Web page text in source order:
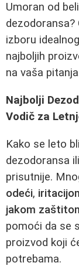
Umoran od
izboru
najboljih
na vaša
Najbolji
Vodič za
Kako se leto
dezodoransa
prisutnije.
odeći,
jakom
pomoći da se
proizvod koji
potrebama.